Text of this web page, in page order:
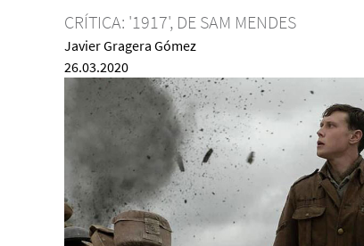
CRÍTICA: '1917', DE SAM MENDES
Javier Gragera Gómez
26.03.2020